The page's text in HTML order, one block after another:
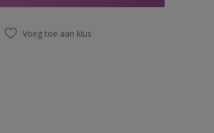
Voeg toe aan klus